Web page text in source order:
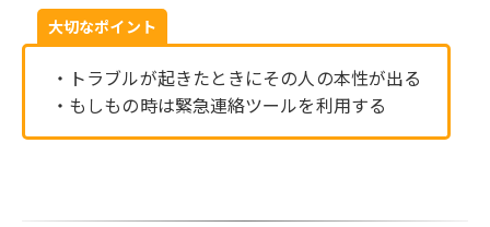
大切なポイント
・トラブルが起きたときにその人の本性が出る
・もしもの時は緊急連絡ツールを利用する